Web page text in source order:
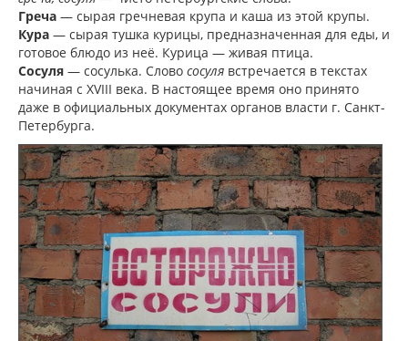
Греча — сырая гречневая крупа и каша из этой крупы.
Кура — сырая тушка курицы, предназначенная для еды, и
готовое блюдо из неё. Курица — живая птица.
Сосуля — сосулька. Слово сосуля встречается в текстах
начиная с XVIII века. В настоящее время оно принято
даже в официальных документах органов власти г. Санкт-
Петербурга.